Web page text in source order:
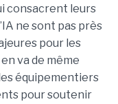
consacrent leurs
ne sont pas près
pour les
va de même
équipementiers
pour soutenir